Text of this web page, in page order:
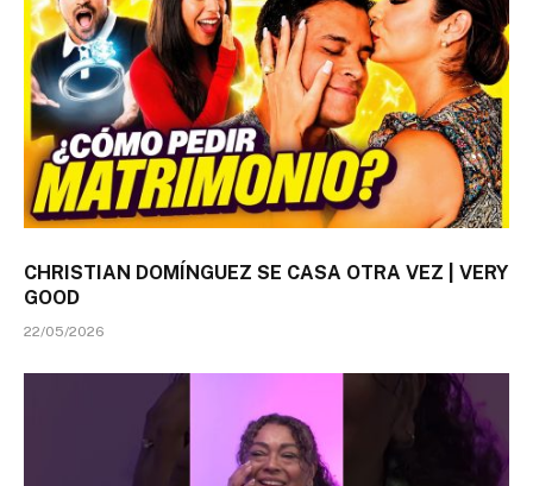
CHRISTIAN DOMÍNGUEZ SE CASA OTRA VEZ | VERY
GOOD
22/05/2026